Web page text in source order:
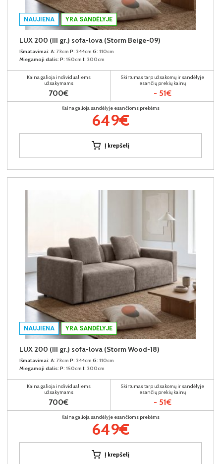
NAUJIENA YRA SANDĖLYJE
LUX 200 (III gr.) sofa-lova (Storm Beige-09)
Išmatavimai: A: 73cm P: 244cm G: 110cm
Miegamoji dalis: P: 150cm I: 200cm
Kaina galioja individualiems
užsakymams
700€
Skirtumas tarp užsakomų ir sandėlyje
esančių prekių kainų
- 51€
Kaina galioja sandėlyje esančioms prekėms
649€
Į krepšelį
NAUJIENA YRA SANDĖLYJE
LUX 200 (III gr.) sofa-lova (Storm Wood-18)
Išmatavimai: A: 73cm P: 244cm G: 110cm
Miegamoji dalis: P: 150cm I: 200cm
Kaina galioja individualiems
užsakymams
700€
Skirtumas tarp užsakomų ir sandėlyje
esančių prekių kainų
- 51€
Kaina galioja sandėlyje esančioms prekėms
649€
Į krepšelį